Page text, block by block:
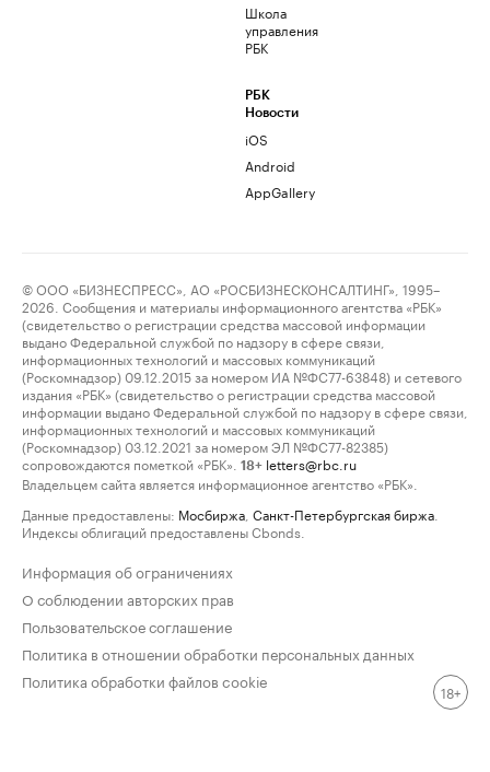
Школа
управления
РБК
РБК
Новости
iOS
Android
AppGallery
© ООО «БИЗНЕСПРЕСС», АО «РОСБИЗНЕСКОНСАЛТИНГ», 1995–
2026. Сообщения и материалы информационного агентства «РБК»
(свидетельство о регистрации средства массовой информации
выдано Федеральной службой по надзору в сфере связи,
информационных технологий и массовых коммуникаций
(Роскомнадзор) 09.12.2015 за номером ИА №ФС77-63848) и сетевого
издания «РБК» (свидетельство о регистрации средства массовой
информации выдано Федеральной службой по надзору в сфере связи,
информационных технологий и массовых коммуникаций
(Роскомнадзор) 03.12.2021 за номером ЭЛ №ФС77-82385)
сопровождаются пометкой «РБК».
18+ letters@rbc.ru
Владельцем сайта является информационное агентство «РБК».
Данные предоставлены: Мосбиржа Санкт-Петербургская биржа
Индексы облигаций предоставлены Cbonds.
Информация об ограничениях
О соблюдении авторских прав
Пользовательское соглашение
Политика в отношении обработки персональных данных
Политика обработки файлов cookie
18+